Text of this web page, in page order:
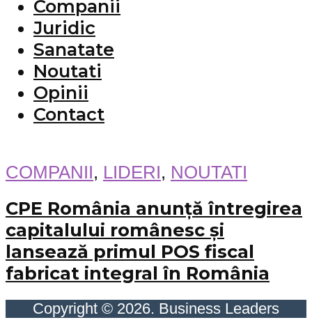
Companii
Juridic
Sanatate
Noutati
Opinii
Contact
COMPANII, LIDERI, NOUTATI
CPE România anunță întregirea
capitalului românesc și
lansează primul POS fiscal
fabricat integral în România
Copyright © 2026. Business Leaders